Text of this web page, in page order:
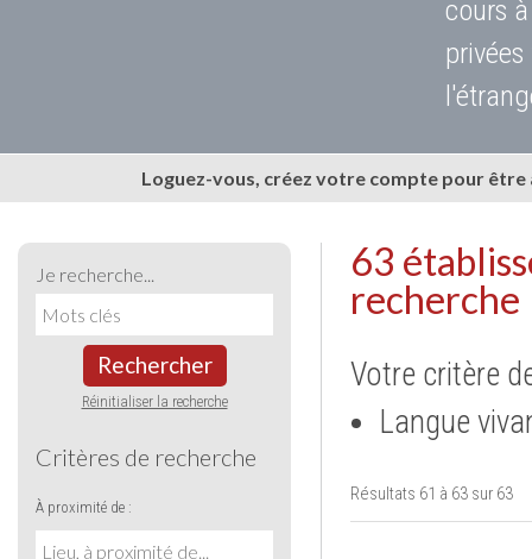
cours
Loguez-vous, créez votre compte pour
Je recherche...
Rechercher
Réinitialiser la recherche
Critères de recherche
À proximité de :
63
recherche
Votre critère
Langue
Résultats 61 à 63 sur 63